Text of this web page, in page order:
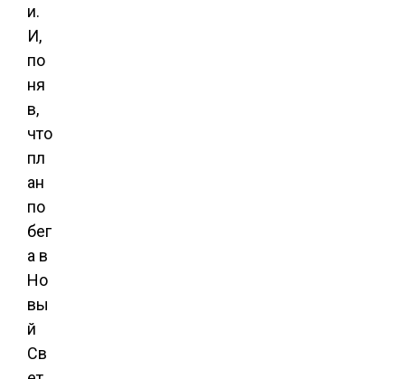
и.
И,
по
ня
в,
что
пл
ан
по
бег
а в
Но
вы
й
Св